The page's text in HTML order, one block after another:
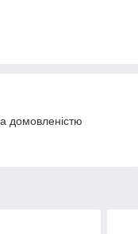
домовленістю